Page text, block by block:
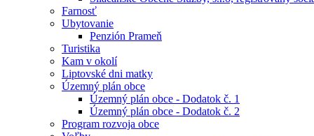
Farnosť
Ubytovanie
Penzión Prameň
Turistika
Kam v okolí
Liptovské dni matky
Územný plán obce
Územný plán obce - Dodatok č. 1
Územný plán obce - Dodatok č. 2
Program rozvoja obce